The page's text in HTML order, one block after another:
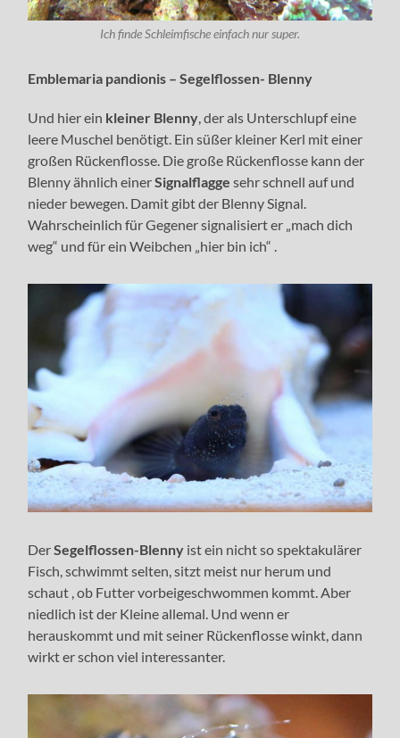
Ich finde Schleimfische einfach nur super.
Emblemaria pandionis – Segelflossen- Blenny
Und hier ein kleiner Blenny , der als Unterschlupf eine
leere Muschel benötigt. Ein süßer kleiner Kerl mit einer
großen Rückenflosse. Die große Rückenflosse kann der
Blenny ähnlich einerSignalflagge sehr schnell auf und
nieder bewegen. Damit gibt der Blenny Signal.
Wahrscheinlich für Gegener signalisiert er „mach dich
weg“ und für ein Weibchen „hier bin ich“ .
DerSegelflossen-Blenny ist ein nicht so spektakulärer
Fisch, schwimmt selten, sitzt meist nur herum und
schaut , ob Futter vorbeigeschwommen kommt. Aber
niedlich ist der Kleine allemal. Und wenn er
herauskommt und mit seiner Rückenflosse winkt, dann
wirkt er schon viel interessanter.